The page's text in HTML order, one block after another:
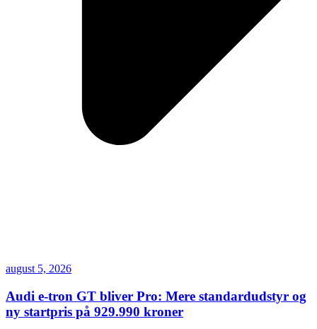
august 5, 2026
Audi e-tron GT bliver Pro: Mere standardudstyr og
ny startpris på 929.990 kroner